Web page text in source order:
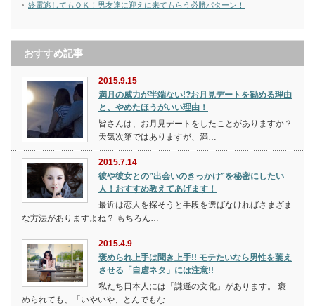
終電逃してもＯＫ！男友達に迎えに来てもらう必勝パターン！
おすすめ記事
2015.9.15
満月の威力が半端ない!?お月見デートを勧める理由
と、やめたほうがいい理由！
皆さんは、お月見デートをしたことがありますか？
天気次第ではありますが、満…
2015.7.14
彼や彼女との”出会いのきっかけ”を秘密にしたい
人！おすすめ教えてあげます！
最近は恋人を探そうと手段を選ばなければさまざま
な方法がありますよね？ もちろん…
2015.4.9
褒められ上手は聞き上手!! モテたいなら男性を萎え
させる「自虐ネタ」には注意!!
私たち日本人には「謙遜の文化」があります。 褒
められても、「いやいや、とんでもな…